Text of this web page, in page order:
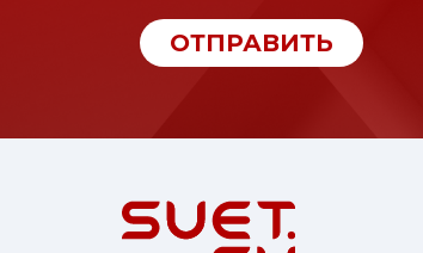
ОТПРАВИТЬ